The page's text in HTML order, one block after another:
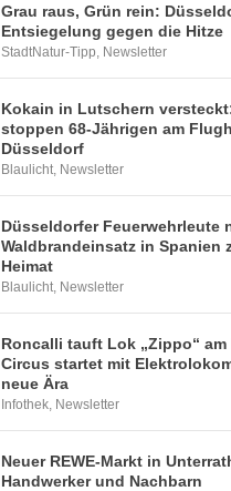
Grau raus, Grün rein:
Entsiegelung gegen die Hitze
StadtNatur-Tipp, Newsletter
Kokain in Lutschern
stoppen 68-Jährigen am
Düsseldorf
Blaulicht, Newsletter
Düsseldorfer Feuerwehrleute
Waldbrandeinsatz in Spanien
Heimat
Blaulicht, Newsletter
Roncalli tauft Lok „Zippo“ am
Circus startet mit
neue Ära
Infothek, Newsletter
Neuer REWE-Markt in
Handwerker und Nachbarn